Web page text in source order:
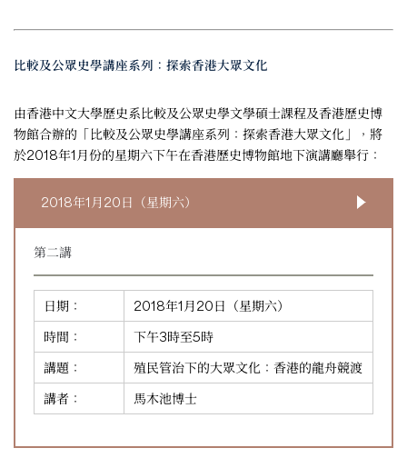
比較及公眾史學講座系列：探索香港大眾文化
由香港中文大學歷史系比較及公眾史學文學碩士課程及香港歷史博
物館合辦的「比較及公眾史學講座系列：探索香港大眾文化」，將
於2018年1月份的星期六下午在香港歷史博物館地下演講廳舉行：
2018年1月20日（星期六）
第二講
日期：
2018年1月20日（星期六）
時間：
下午3時至5時
講題：
殖民管治下的大眾文化：香港的龍舟競渡
講者：
馬木池博士